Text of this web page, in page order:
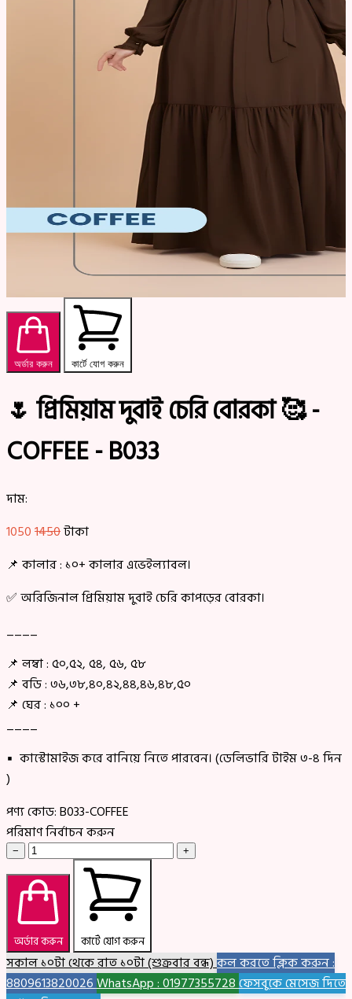
অর্ডার করুন কার্টে যোগ করুন
🌷 প্রিমিয়াম দুবাই চেরি বোরকা 🥰 -
COFFEE - B033
দাম:
10501450টাকা
📌 কালার : ১০+ কালার এভেইল্যাবল।
✅ অরিজিনাল প্রিমিয়াম দুবাই চেরি কাপড়ের বোরকা।
____
📌 লম্বা : ৫০,৫২, ৫৪, ৫৬, ৫৮
📌 বডি : ৩৬,৩৮,৪০,৪২,৪৪,৪৬,৪৮,৫০
📌 ঘের : ১০০ +
____
▪ কাস্টোমাইজ করে বানিয়ে নিতে পারবেন। (ডেলিভারি টাইম ৩-৪ দিন
)
পণ্য কোড:B033-COFFEE
পরিমাণ নির্বাচন করুন
− +
অর্ডার করুন কার্টে যোগ করুন
সকাল ১০টা থেকে রাত ১০টা (শুক্রবার বন্ধ)কল করতে ক্লিক করুন :
8809613820026WhatsApp : 01977355728ফেসবুকে মেসেজ দিতে